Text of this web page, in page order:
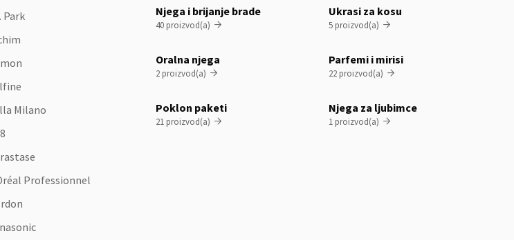
Park
Milano
Professionnel
Njega i brijanje brade
40 proizvod(a) 
Ukrasi za kosu
5 proizvod(a) 
Oralna njega
2 proizvod(a) 
Parfemi i mirisi
22 proizvod(a) 
Poklon paketi
21 proizvod(a) 
Njega za ljubimce
1 proizvod(a) 